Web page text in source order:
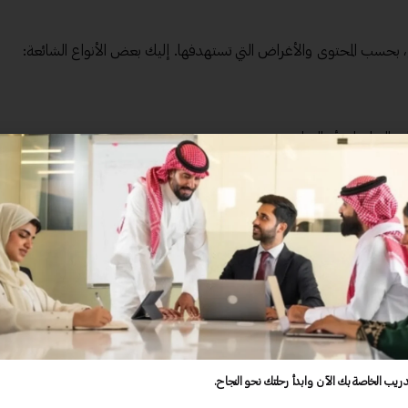
بحسب المحتوى والأغراض التي تستهدفها. إليك بعض الأنواع الشائعة:
أو القيادة.
متعددة.
في مجالات مختلفة.
الابتكار، أو مهارات العمل الجماعي.
الخاصة بك الآن وابدأ رحلتك نحو النجاح.